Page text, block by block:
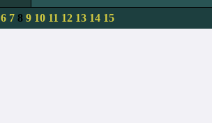
6 78 9 10 11 12 13 14 15